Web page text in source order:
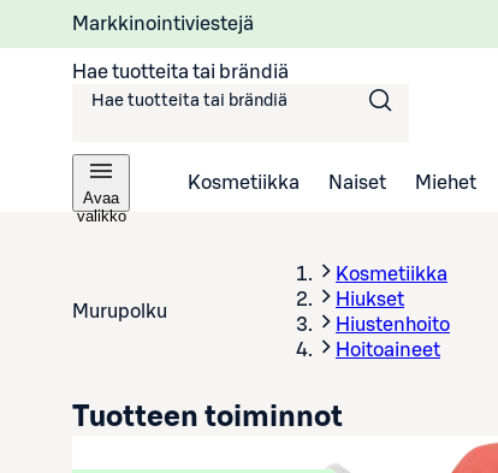
Markkinointiviestejä
Hae tuotteita tai brändiä
Avaa
valikko
Kosmetiikka Naiset Miehet
Murupolku
Kosmetiikka
Hiukset
Hiustenhoito
Hoitoaineet
Tuotteen toiminnot